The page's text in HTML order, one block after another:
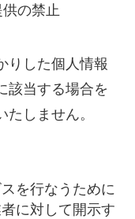
の禁止
りした個人情報
該当する場合を
しません。
を行なうために
に対して開示す